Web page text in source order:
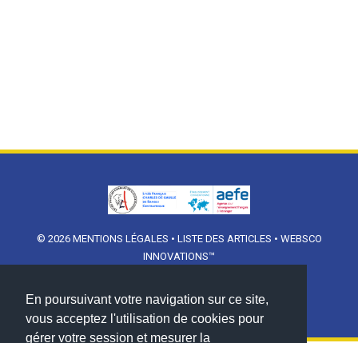
En poursuivant votre navigation sur ce site,
vous acceptez l'utilisation de cookies pour
gérer votre session et mesurer la
© 2026 MENTIONS LÉGALES • LISTE DES ARTICLES • WEBSCO
INNOVATIONS™